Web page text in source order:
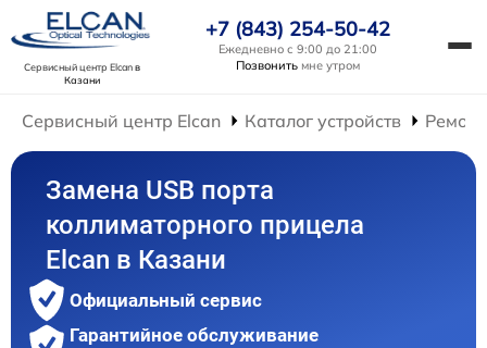
Сервисный центр Elcanв
Казани
+7 (843) 254-50-42
Ежедневно с 9:00 до 21:00
Позвонить мне утром
Сервисный центр Elcan Каталог устройств
Замена USB порта
коллиматорного прицела
Elcan в Казани
Официальный сервис
Гарантийное обслуживание